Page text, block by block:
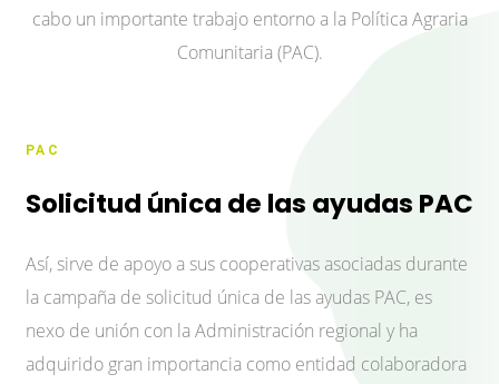
cabo un importante trabajo entorno a la Política Agraria
Comunitaria (PAC).
PAC
Solicitud única de las ayudas PAC
Así, sirve de apoyo a sus cooperativas asociadas durante
la campaña de solicitud única de las ayudas PAC, es
nexo de unión con la Administración regional y ha
adquirido gran importancia como entidad colaboradora